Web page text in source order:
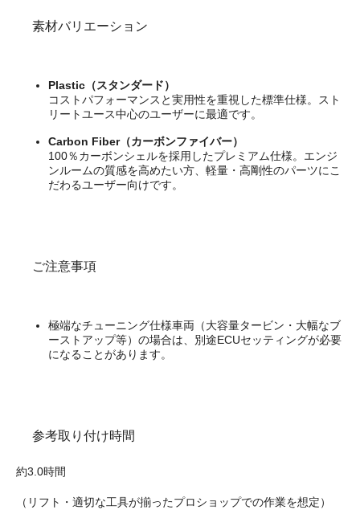
素材バリエーション
Plastic（スタンダード）
コストパフォーマンスと実用性を重視した標準仕様。スト
リートユース中心のユーザーに最適です。
Carbon Fiber（カーボンファイバー）
100％カーボンシェルを採用したプレミアム仕様。エンジ
ンルームの質感を高めたい方、軽量・高剛性のパーツにこ
だわるユーザー向けです。
ご注意事項
極端なチューニング仕様車両（大容量タービン・大幅なブ
ーストアップ等）の場合は、別途ECUセッティングが必要
になることがあります。
参考取り付け時間
約3.0時間
（リフト・適切な工具が揃ったプロショップでの作業を想定）